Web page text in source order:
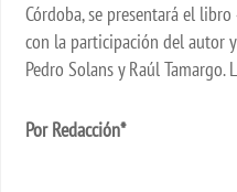
Córdoba, se presentará el
con la participación del autor
Pedro Solans y Raúl
Por Redacción*